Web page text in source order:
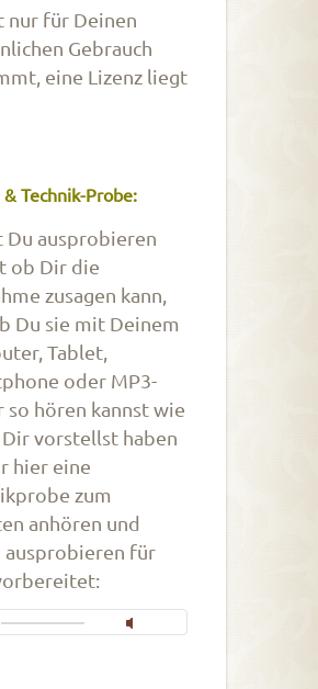
nur für Deinen
Gebrauch
eine Lizenz liegt
Technik-Probe:
Du ausprobieren
ob Dir die
zusagen kann,
Du sie mit Deinem
Tablet,
oder MP3-
so hören kannst wie
Dir vorstellst haben
hier eine
zum
anhören und
ausprobieren für